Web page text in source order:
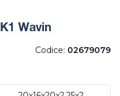
Wavin
Codice: 02679079